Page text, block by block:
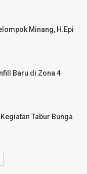
Minang, H.Epi
Baru di Zona 4
Tabur Bunga